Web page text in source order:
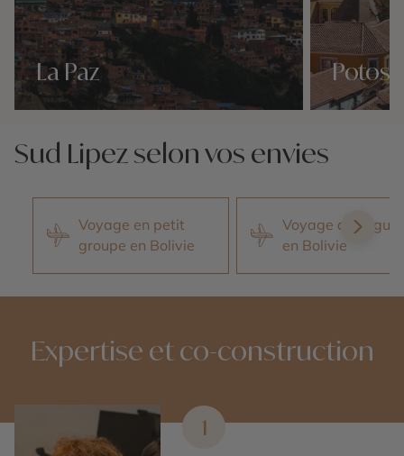
La Paz Potosi
Sud Lipez selon vos envies
Voyage en petit
groupe en Bolivie
Voyage avec
en Bolivie
Expertise et co-construction
1